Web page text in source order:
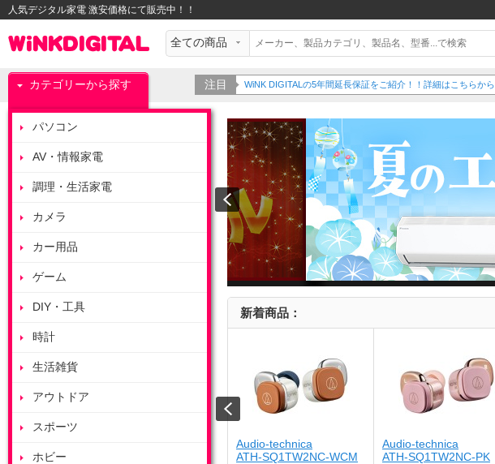
人気デジタル家電 激安価格にて販売中！！
カテゴリーから探す
パソコン
AV・情報家電
調理・生活家電
カメラ
カー用品
ゲーム
DIY・工具
時計
生活雑貨
アウトドア
スポーツ
ホビー
注目 WiNK DIGITALの5年間延長保証をご紹介！！詳細はこちらから
新着商品：
Audio-technica
ATH-SQ1TW2NC-WCM
Audio-technica
ATH-SQ1TW2NC-PK